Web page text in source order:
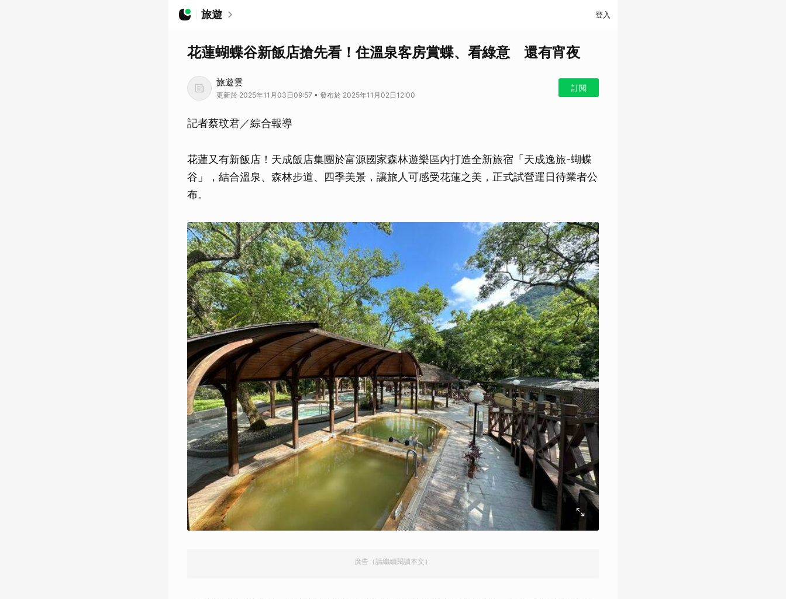
旅遊 登入
花蓮蝴蝶谷新飯店搶先看！住溫泉客房賞蝶、看綠意 還有宵夜
旅遊雲
更新於 2025年11月03日09:57 • 發布於 2025年11月02日12:00
訂閱
記者蔡玟君／綜合報導
花蓮又有新飯店！天成飯店集團於富源國家森林遊樂區內打造全新旅宿「天成逸旅-蝴蝶
谷」，結合溫泉、森林步道、四季美景，讓旅人可感受花蓮之美，正式試營運日待業者公
布。
廣告（請繼續閱讀本文）